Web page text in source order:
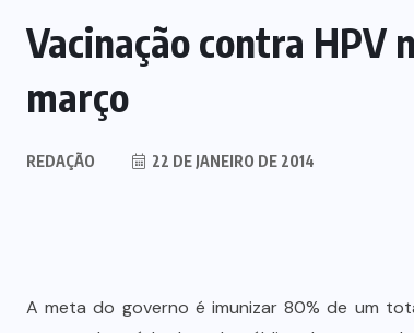
Vacinação contra HPV
março
REDAÇÃO 22 DE JANEIRO DE 2014
A meta do governo é imunizar 80% de um